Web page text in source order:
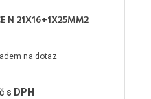
N 21X16+1X25MM2
na dotaz
s DPH